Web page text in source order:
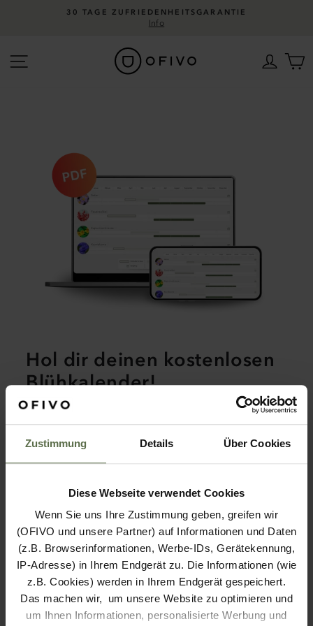
Zustimmung Details Über Cookies
Diese Webseite verwendet Cookies
Wenn Sie uns Ihre Zustimmung geben, greifen wir
(OFIVO und unsere Partner) auf Informationen und Daten
(z.B. Browserinformationen, Werbe-IDs, Gerätekennung,
IP-Adresse) in Ihrem Endgerät zu. Die Informationen (wie
z.B. Cookies) werden in Ihrem Endgerät gespeichert.
Das machen wir, um unsere Website zu optimieren und
um Ihnen Informationen, personalisierte Werbung und
Pause
30 TAGE ZUFRIEDENHEITSGARANTIE
Info
Hol dir deinen kostenlosen
Blühkalender!
Auf mehr als 10 Seiten findest du über 30
verschiedene Blumensorten.
Bilder zu jeder Blume (lass dich inspirieren!)
Aussaattermine
Blühzeiten
Dein persönlicher
Blühkalender!
Jetzt anmelden und kostenlosen Blühkalender